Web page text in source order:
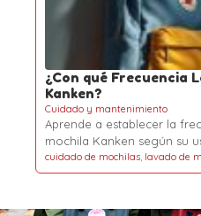
¿Con qué Frecuencia
Kanken?
Cuidado y mantenimiento
Aprende a establecer la
mochila Kanken según su
cuidado de mochilas, lavado de